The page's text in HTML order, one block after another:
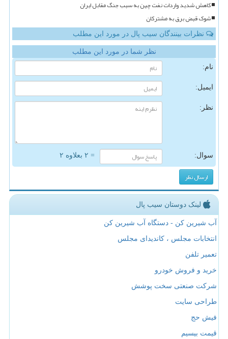
کاهش شدید واردات نفت چین به سبب جنگ مقابل ایران
شوک قبض برق به مشترکان
نظرات بینندگان سیب پال در مورد این مطلب
نظر شما در مورد این مطلب
نام:
ایمیل:
نظر:
سوال: = ۲ بعلاوه ۲
لینک دوستان سیب پال
آب شیرین کن - دستگاه آب شیرین کن
انتخابات مجلس ، کاندیدای مجلس
تعمیر تلفن
خرید و فروش خودرو
شرکت صنعتی سخت پوشش
طراحی سایت
فیش حج
قیمت بیسیم